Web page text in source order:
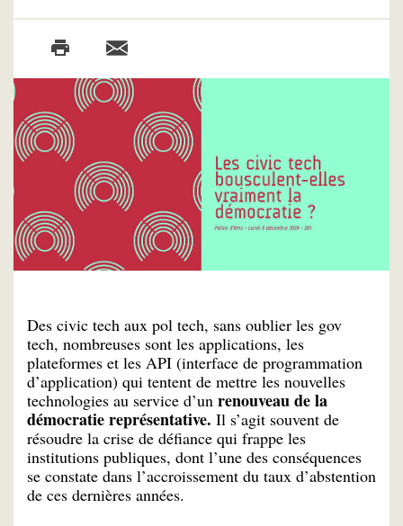
Des civic tech aux pol tech, sans oublier les gov
tech, nombreuses sont les applications, les
plateformes et les API (interface de programmation
d’application) qui tentent de mettre les nouvelles
technologies au service d’un renouveau de la
démocratie représentative. Il s’agit souvent de
résoudre la crise de défiance qui frappe les
institutions publiques, dont l’une des conséquences
se constate dans l’accroissement du taux d’abstention
de ces dernières années.